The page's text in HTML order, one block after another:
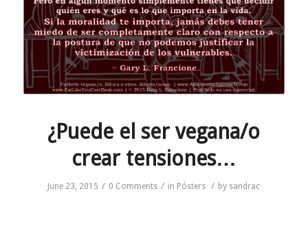
¿Puede el ser vegana/o
crear tensiones…
June 23, 2015 / 0 Comments / in Pósters / by sandrac